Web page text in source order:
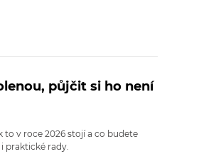
půjčit si ho není
v roce 2026 stojí a co budete
praktické rady.